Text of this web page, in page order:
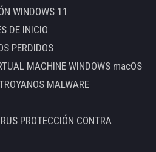
WINDOWS 11
DE INICIO
PERDIDOS
MACHINE WINDOWS macOS
MALWARE
PROTECCIÓN CONTRA